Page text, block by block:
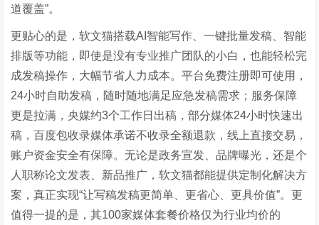
道覆盖”。
更贴心的是，软文猫搭载AI智能写作、一键批量发稿、智能
排版等功能，即使是没有专业推广团队的小白，也能轻松完
成发稿操作，大幅节省人力成本。平台免费注册即可使用，
24小时自助发稿，随时随地满足应急发稿需求；服务保障
更是拉满，央媒约3个工作日出稿，部分媒体24小时快速出
稿，百度包收录媒体承诺不收录全额退款，线上直接交易，
账户资金安全有保障。无论是政务宣发、品牌曝光，还是个
人职称论文发表、新品推广，软文猫都能提供定制化解决方
案，真正实现“让写稿发稿更简单、更省心、更具价值”。更
值得一提的是，其100家媒体套餐价格仅为行业均价的